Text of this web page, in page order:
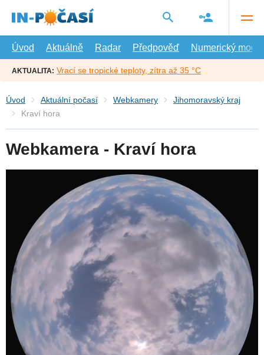
hlavní
Úvod
Aktuálně Radar Předpověď Numerický model
AKTUALITA: Vrací se tropické teploty, zítra až 35 °C
Úvod Aktuální počasí Webkamery
Jihomoravský kraj
Kraví hora
Webkamera - Kraví hora